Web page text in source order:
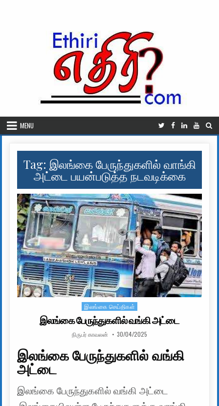
MENU
Tag: இலங்கை பேருந்துகளில் வாங்கி
அட்டை பயன்படுத்த நடவடிக்கை
Posted in
இலங்கை செய்திகள்
இலங்கை பேருந்துகளில் வங்கி அட்டை
AUTHOR:
நிருபர் காவலன் PUBLISHED DATE:
30/04/2025
இலங்கை பேருந்துகளில் வங்கி
அட்டை
இலங்கை பேருந்துகளில் வங்கி அட்டை